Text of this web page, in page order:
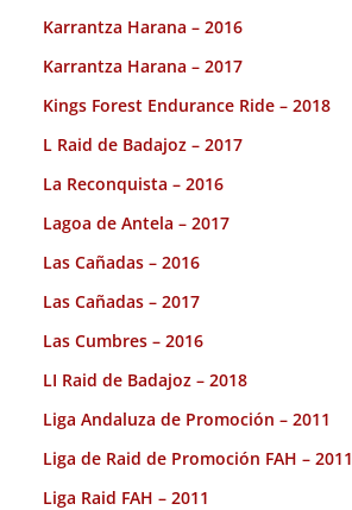
Karrantza Harana – 2016
Karrantza Harana – 2017
Kings Forest Endurance Ride – 2018
L Raid de Badajoz – 2017
La Reconquista – 2016
Lagoa de Antela – 2017
Las Cañadas – 2016
Las Cañadas – 2017
Las Cumbres – 2016
LI Raid de Badajoz – 2018
Liga Andaluza de Promoción – 2011
Liga de Raid de Promoción FAH – 2011
Liga Raid FAH – 2011